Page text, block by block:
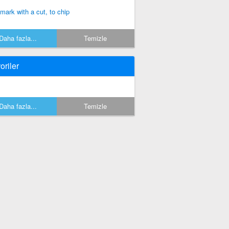
with a cut, to chip
Daha fazla... Temizle
Daha fazla... Temizle